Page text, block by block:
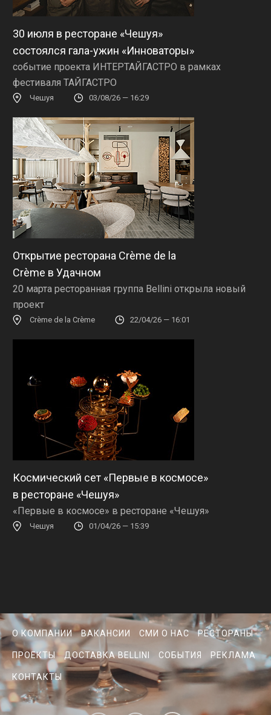
30 июля в ресторане «Чешуя»
состоялся гала-ужин «Инноваторы»
событие проекта ИНТЕРТАЙГАСТРО в рамках
фестиваля ТАЙГАСТРО
Чешуя 03/08/26 — 16:29
Открытие ресторана Crème de la
Crème в Удачном
20 марта ресторанная группа Bellini открыла новый
проект
Crème de la Crème 22/04/26 — 16:01
Космический сет «Первые в космосе»
в ресторане «Чешуя»
«Первые в космосе» в ресторане «Чешуя»
Чешуя 01/04/26 — 15:39
О КОМПАНИИ ВАКАНСИИ СМИ О НАС РЕСТОРАНЫ
ПРОЕКТЫ ДОСТАВКА BELLINI СОБЫТИЯ РЕКЛАМА
КОНТАКТЫ